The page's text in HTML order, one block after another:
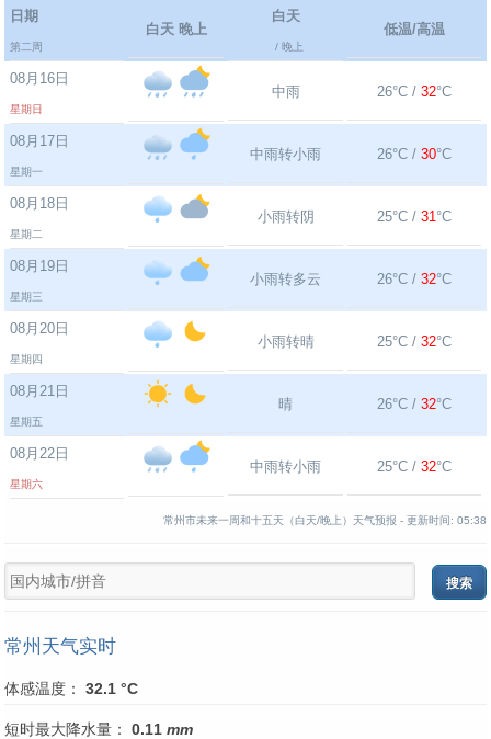
日期
第二周
白天 晚上
白天
/ 晚上
低温/高温
08月16日
星期日
中雨 26°C / 32°C
08月17日
星期一
中雨转小雨 26°C / 30°C
08月18日
星期二
小雨转阴 25°C / 31°C
08月19日
星期三
小雨转多云 26°C / 32°C
08月20日
星期四
小雨转晴 25°C / 32°C
08月21日
星期五
晴 26°C / 32°C
08月22日
星期六
中雨转小雨 25°C / 32°C
常州市未来一周和十五天（白天/晚上）天气预报 - 更新时间: 05:38
常州天气实时
体感温度： 32.1 °C
短时最大降水量： 0.11 mm